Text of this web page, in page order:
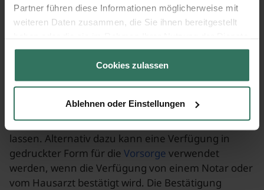
Partner führen diese Informationen möglicherweise mit
weiteren Daten zusammen, die Sie ihnen bereitgestellt
gesammelt haben.
Cookies zulassen
Ablehnen oder Einstellungen
nächsten Angehörigen und ist vom Erbrecht und
von der Kostentragungspflicht zu trennen.
Form der Bestattungsverfügung
handschriftlich verfasst werden, um keinen Zweifel
an der Echtheit des Dokuments aufkommen zu
lassen. Alternativ dazu kann eine Verfügung in
gedruckter Form für die Vorsorge verwendet
werden, wenn die Verfügung von einem Notar oder
vom Hausarzt bestätigt wird. Die Bestätigung